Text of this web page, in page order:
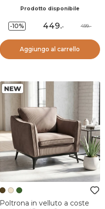
Prodotto disponibile
-10% 449.- 499.-
Aggiungo al carrello
Poltrona in velluto a coste